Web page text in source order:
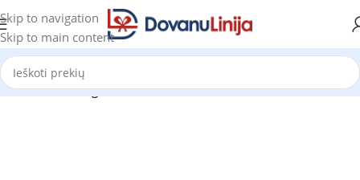
Skip to navigation
Skip to main content
Pradžia Katalogas